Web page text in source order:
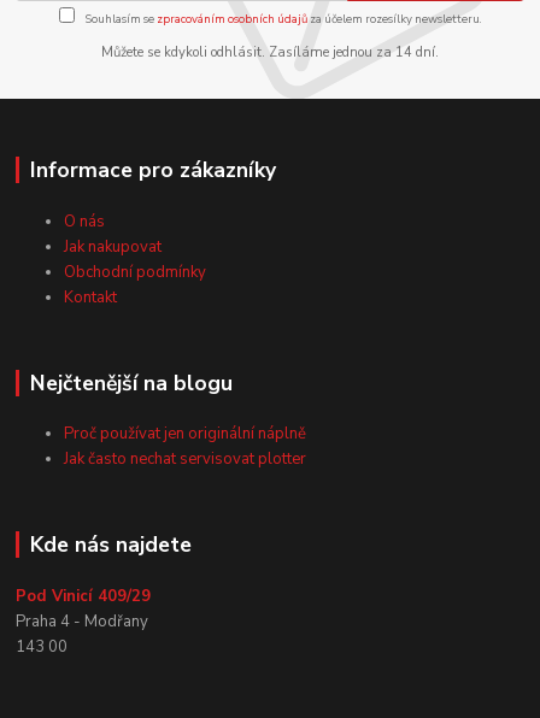
Souhlasím se zpracováním osobních údajůza účelem rozesílky newsletteru.
Můžete se kdykoli odhlásit. Zasíláme jednou za 14 dní.
Informace pro zákazníky
O nás
Jak nakupovat
Obchodní podmínky
Kontakt
Nejčtenější na blogu
Proč používat jen originální náplně
Jak často nechat servisovat plotter
Kde nás najdete
Pod Vinicí 409/29
Praha 4 - Modřany
143 00